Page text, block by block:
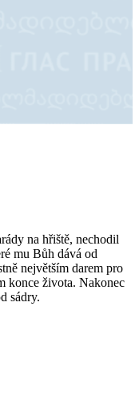
na hřiště, nechodil
mu Bůh dává od
největším darem pro
konce života. Nakonec
sádry.